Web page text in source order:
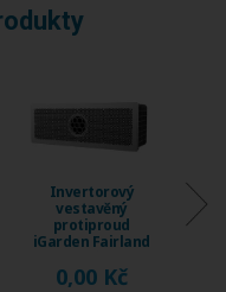
Invertorový
vestavěný
protiproud
iGarden Fairland
...
0,00 Kč